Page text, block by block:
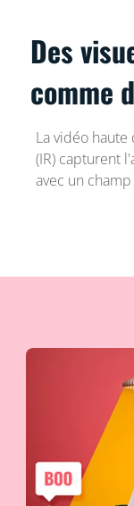
Des
comme
La vidéo
(IR) capturent
avec un